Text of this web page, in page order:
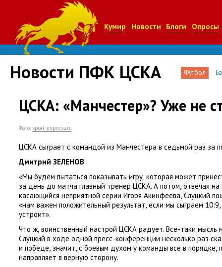
Кумир Новости Блоги Опросы
Новости ПФК ЦСКА Футбол
ЦСКА: «Манчестер»? Уже не
Фото: sport-express.ru
ЦСКА сыграет с командой из Манчестера в седьмой раз за
Дмитрий ЗЕЛЕНОВ
«Мы будем пытаться показывать игру, которая может
за день до матча главный тренер ЦСКА. А потом, отвечая на
касающийся неприятной серии Игоря Акинфеева, Слуцкий
«нам важен положительный результат, если мы сыграем 10:9,
устроит».
Что ж, воинственный настрой ЦСКА радует. Все-таки мысль
Слуцкий в ходе одной пресс-конференции несколько раз
и победе, значит, с боевым духом у команды все в порядке,
направляет в верную сторону.